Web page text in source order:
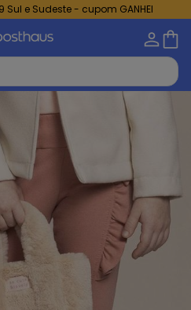
Sul e Sudeste - cupom GANHEI